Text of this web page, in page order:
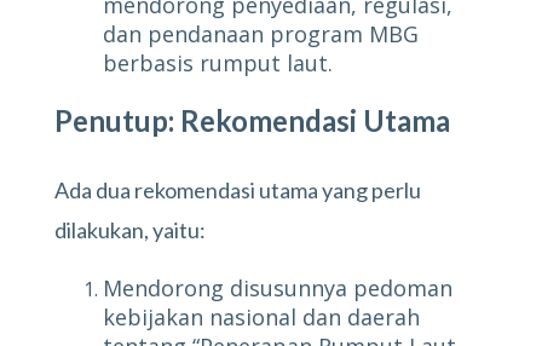
dan pendanaan program MBG
berbasis rumput laut.
Penutup: Rekomendasi Utama
Ada dua rekomendasi utama yang perlu
dilakukan, yaitu:
Mendorong disusunnya pedoman
kebijakan nasional dan daerah